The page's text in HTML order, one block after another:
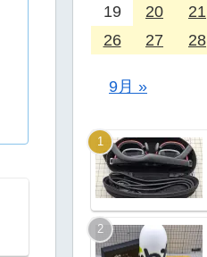
19
20 21
26
27 28
9月 »